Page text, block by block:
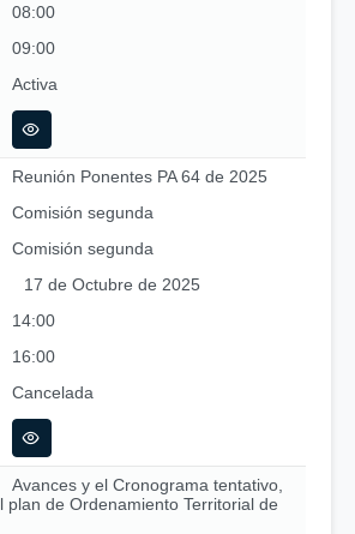
08:00
09:00
Activa
Reunión Ponentes PA 64 de 2025
Comisión segunda
Comisión segunda
17 de Octubre de 2025
14:00
16:00
Cancelada
Avances y el Cronograma tentativo,
plan de Ordenamiento Territorial de